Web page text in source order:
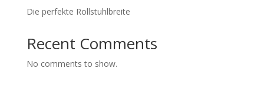
Die perfekte Rollstuhlbreite
Recent Comments
No comments to show.